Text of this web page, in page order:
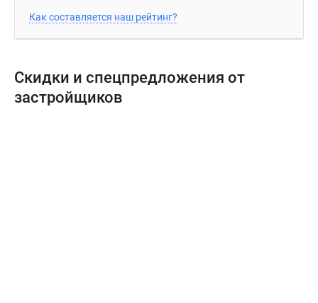
Как составляется наш рейтинг?
Скидки и спецпредложения от
застройщиков